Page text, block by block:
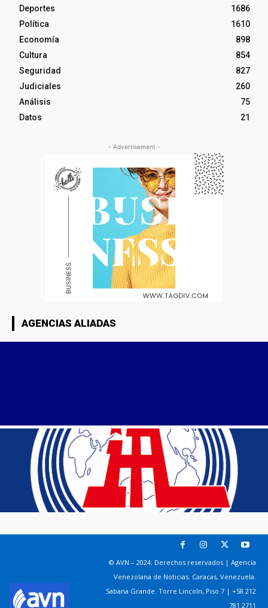
Deportes
1686
Política
1610
Economía
898
Cultura
854
Seguridad
827
Judiciales
260
Análisis
75
Datos
21
- Advertisement -
AGENCIAS ALIADAS
© AVN – 2024. Derechos reservados | Agencia
Venezolana de Noticias. Caracas, Venezuela.
Sabana Grande. Torre Lincoln, Piso 7 | +58 212
781 2711